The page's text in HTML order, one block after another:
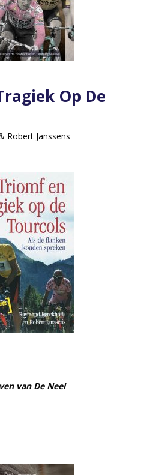
Op De
Robert Janssens
van De Neel